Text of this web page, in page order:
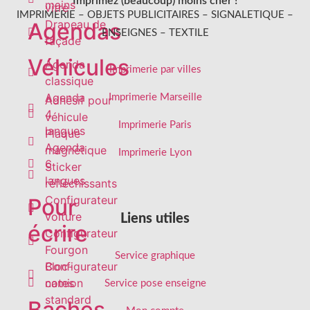
vitre
Drapeau de
façade
Véhicules
Adhésif pour
véhicule
Plaque
magnétique
Sticker
réfléchissants
Configurateur
voiture
Configurateur
Fourgon
Configurateur
camion
mains
Agendas
Agenda
classique
Agenda
4
langues
Agenda
6
langues
Pour
écrire
Bloc-
notes
standard
IMPRIMERIE – OBJETS PUBLICITAIRES – SIGNALETIQUE –
ENSEIGNES – TEXTILE
Imprimerie par villes
Imprimerie Marseille
Imprimerie Paris
Imprimerie Lyon
Liens utiles
Service graphique
Service pose enseigne